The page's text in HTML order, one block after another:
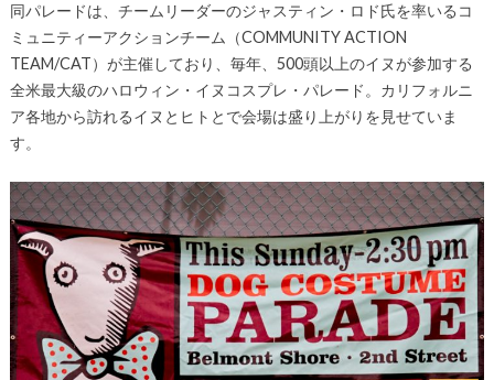
同パレードは、チームリーダーのジャスティン・ロド氏を率いるコ
ミュニティーアクションチーム（COMMUNITY ACTION
TEAM/CAT）が主催しており、毎年、500頭以上のイヌが参加する
全米最大級のハロウィン・イヌコスプレ・パレード。カリフォルニ
ア各地から訪れるイヌとヒトとで会場は盛り上がりを見せていま
す。